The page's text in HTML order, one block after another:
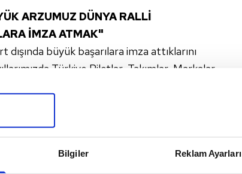
Bilgiler Reklam Ayarları
ARZUMUZ DÜNYA RALLİ
İMZA ATMAK"
büyük başarılara imza attıklarını
Türkiye Pilotlar, Takımlar, Markalar,
gibi unvanlar kazandıktan sonra 2010'lu
Şampiyonluğu, Doğu Avrupa Kupası ve
Şampiyonluğunu kazandıktan sonra
bir ayağının da gelmesi ile birlikte Dünya
verdik. Bu uzun vadeli bir plan. Bu sene